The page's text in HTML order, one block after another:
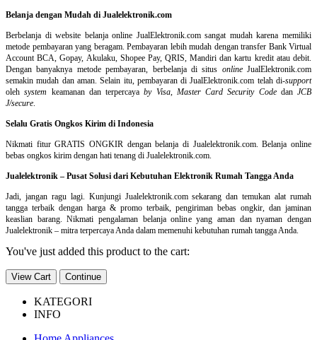
Belanja dengan Mudah di Jualelektronik.com
Berbelanja diwebsite belanja online JualElektronik.com sangat mudah karena memiliki
metode pembayaran yang beragam. Pembayaran lebih mudah dengan transfer Bank Virtual
Account BCA, Gopay, Akulaku, Shopee Pay, QRIS, Mandiri dan kartu kredit atau debit.
Dengan banyaknya metode pembayaran, berbelanja di situs onlineJualElektronik.com
semakin mudah dan aman. Selain itu, pembayaran di JualElektronik.com telah di-support
olehsystem keamanan dan terpercayaby Visa, Master Card Security Codedan JCB
J/secure.
Selalu Gratis Ongkos Kirim di Indonesia
Nikmati fitur GRATIS ONGKIR dengan belanja di Jualelektronik.com. Belanja online
bebas ongkos kirim dengan hati tenang di Jualelektronik.com.
Jualelektronik – Pusat Solusi dari Kebutuhan Elektronik Rumah Tangga Anda
Jadi, jangan ragu lagi. Kunjungi Jualelektronik.com sekarang dan temukan alat rumah
tangga terbaik dengan harga & promo terbaik, pengiriman bebas ongkir, dan jaminan
keaslian barang. Nikmati pengalaman belanja online yang aman dan nyaman dengan
Jualelektronik – mitra terpercaya Anda dalam memenuhi kebutuhan rumah tangga Anda.
You've just added this product to the cart:
View Cart Continue
KATEGORI
INFO